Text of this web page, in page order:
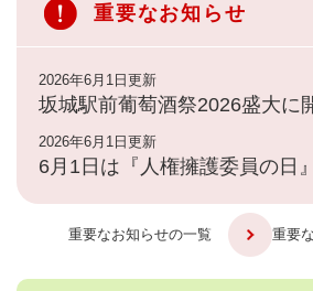
重要なお知らせ
2026年6月1日更新
坂城駅前葡萄酒祭2026盛大に
2026年6月1日更新
6月1日は『人権擁護委員の日』
重要なお知らせの一覧 重要